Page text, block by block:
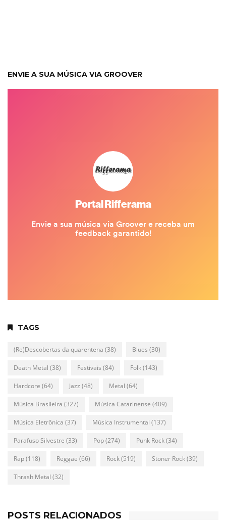
ENVIE A SUA MÚSICA VIA GROOVER
TAGS
(Re)Descobertas da quarentena (38) Blues (30)
Death Metal (38) Festivais (84) Folk(143)
Hardcore (64) Jazz (48) Metal (64)
Música Brasileira (327) Música Catarinense (409)
Música Eletrônica (37) Música Instrumental (137)
Parafuso Silvestre (33) Pop(274) Punk Rock(34)
Rap(118) Reggae (66) Rock(519) Stoner Rock(39)
Thrash Metal (32)
POSTS RELACIONADOS